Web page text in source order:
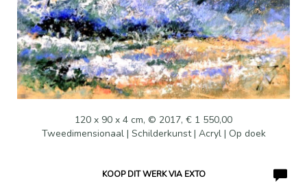
120 x 90 x 4 cm, © 2017, € 1 550,00
Tweedimensionaal | Schilderkunst | Acryl | Op doek
KOOP DIT WERK VIA EXTO